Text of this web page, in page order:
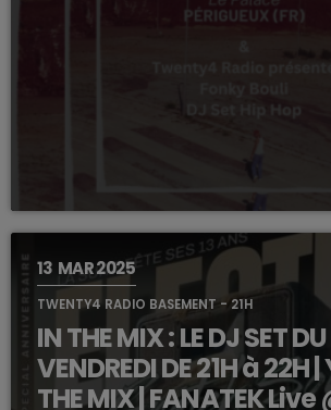
13 MAR 2025
TWENTY4 RADIO BASEMENT - 21H
IN THE MIX : LE DJ SET DU
VENDREDI DE 21H à 22H
THE MIX | FANATEK Live